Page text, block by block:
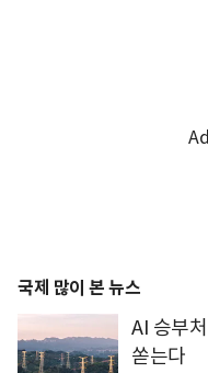
국제 많이 본 뉴스
AI 승부
쏟는다